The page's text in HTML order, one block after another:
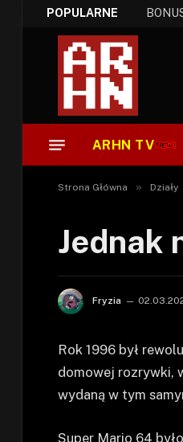
POPULARNE
ARHN TV
Strona Główna » Działy
Jednak
Fryzia
Rok 1996 był
domowej rozrywki,
wydaną w tym
Super Mario 64